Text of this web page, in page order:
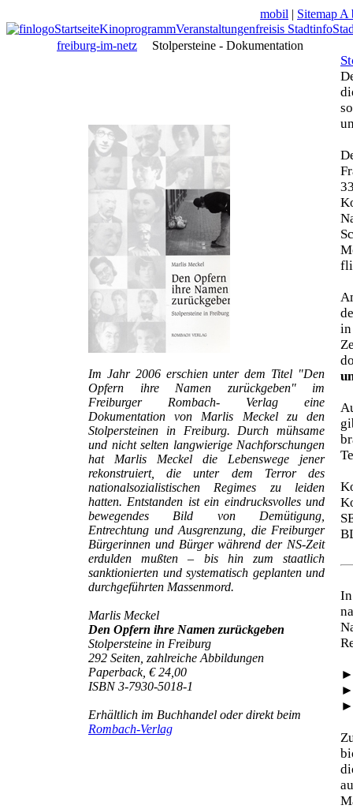
mobil | Sitemap A
StartseiteKinoprogrammVeranstaltungenfreisis Stadtinfo
freiburg-im-netz
Stolpersteine - Dokumentation
Im Jahr 2006 erschien unter dem Titel "Den
Opfern ihre Namen zurückgeben" im
Freiburger Rombach- Verlag eine
Dokumentation von Marlis Meckel zu den
Stolpersteinen in Freiburg. Durch mühsame
und nicht selten langwierige Nachforschungen
hat Marlis Meckel die Lebenswege jener
rekonstruiert, die unter dem Terror des
nationalsozialistischen Regimes zu leiden
hatten. Entstanden ist ein eindrucksvolles und
bewegendes Bild von Demütigung,
Entrechtung und Ausgrenzung, die Freiburger
Bürgerinnen und Bürger während der NS-Zeit
erdulden mußten – bis hin zum staatlich
sanktionierten und systematisch geplanten und
durchgeführten Massenmord.
Marlis Meckel
Den Opfern ihre Namen zurückgeben
Stolpersteine in Freiburg
292 Seiten, zahlreiche Abbildungen
Paperback, € 24,00
ISBN 3-7930-5018-1
Erhältlich im Buchhandel oder direkt beim
Rombach-Verlag